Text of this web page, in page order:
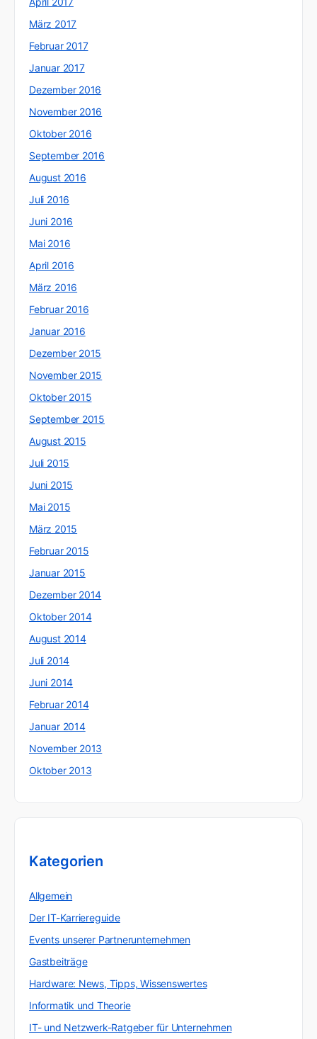
März 2017
Februar 2017
Januar 2017
Dezember 2016
November 2016
Oktober 2016
September 2016
August 2016
Juli 2016
Juni 2016
Mai 2016
April 2016
März 2016
Februar 2016
Januar 2016
Dezember 2015
November 2015
Oktober 2015
September 2015
August 2015
Juli 2015
Juni 2015
Mai 2015
März 2015
Februar 2015
Januar 2015
Dezember 2014
Oktober 2014
August 2014
Juli 2014
Juni 2014
Februar 2014
Januar 2014
November 2013
Oktober 2013
Kategorien
Allgemein
Der IT-Karriereguide
Events unserer Partnerunternehmen
Gastbeiträge
Hardware: News, Tipps, Wissenswertes
Informatik und Theorie
IT- und Netzwerk-Ratgeber für Unternehmen